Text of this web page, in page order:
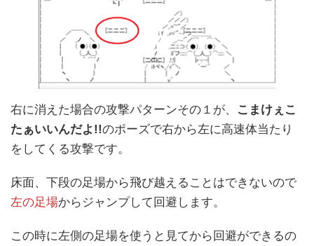
右に消えた場合の攻撃パターンその１が、
こまけぇこ
たぁいいんだよ!!のポーズで右から左に高速体当たり
をしてくる攻撃です。
床面、下段の足場から飛び越えることはできないので
左の足場からジャンプして回避します。
この時に左側の足場を使うと見てから回避ができるの